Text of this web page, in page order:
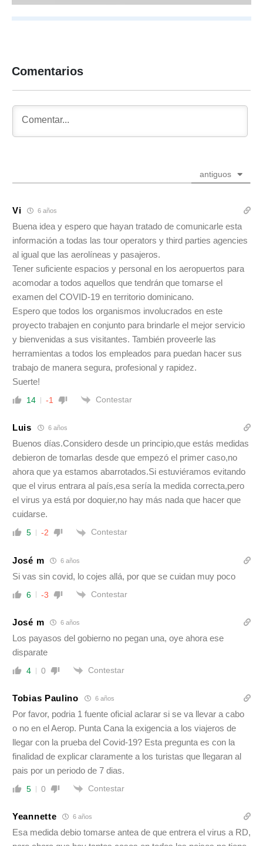
Comentarios
antiguos
Vi 6 años
Buena idea y espero que hayan tratado de comunicarle esta
información a todas las tour operators y third parties agencies
al igual que las aerolíneas y pasajeros.
Tener suficiente espacios y personal en los aeropuertos para
acomodar a todos aquellos que tendrán que tomarse el
examen del COVID-19 en territorio dominicano.
Espero que todos los organismos involucrados en este
proyecto trabajen en conjunto para brindarle el mejor servicio
y bienvenidas a sus visitantes. También proveerle las
herramientas a todos los empleados para puedan hacer sus
trabajo de manera segura, profesional y rapidez.
Suerte!
14 -1 Contestar
Luis 6 años
Buenos días.Considero desde un principio,que estás medidas
debieron de tomarlas desde que empezó el primer caso,no
ahora que ya estamos abarrotados.Si estuviéramos evitando
que el virus entrara al país,esa sería la medida correcta,pero
el virus ya está por doquier,no hay más nada que hacer que
cuidarse.
5 -2 Contestar
José m 6 años
Si vas sin covid, lo cojes allá, por que se cuidan muy poco
6 -3 Contestar
José m 6 años
Los payasos del gobierno no pegan una, oye ahora ese
disparate
4 0 Contestar
Tobias Paulino 6 años
Por favor, podria 1 fuente oficial aclarar si se va llevar a cabo
o no en el Aerop. Punta Cana la exigencia a los viajeros de
llegar con la prueba del Covid-19? Esta pregunta es con la
finalidad de explicar claramente a los turistas que llegaran al
pais por un periodo de 7 dias.
5 0 Contestar
Yeannette 6 años
Esa medida debio tomarse antea de que entrera el virus a RD,